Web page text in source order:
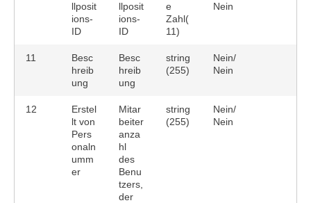
llposit
ions-
ID
llposit
ions-
ID
e
Zahl(
11)
Nein
11
Besc
hreib
ung
Besc
hreib
ung
string
(255)
Nein/
Nein
12
Erstel
lt von
Pers
onaln
umm
er
Mitar
beiter
anza
hl
des
Benu
tzers,
der
string
(255)
Nein/
Nein